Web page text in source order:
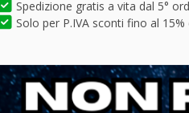
Spedizione gratis a vita dal 5°
Solo per P.IVA sconti fino al 15%